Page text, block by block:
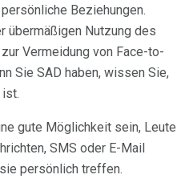
Beziehungen.
übermäßigen Nutzung des
Vermeidung von Face-to-
Sie SAD haben, wissen Sie,
gute Möglichkeit sein, Leute
SMS oder E-Mail
persönlich treffen.